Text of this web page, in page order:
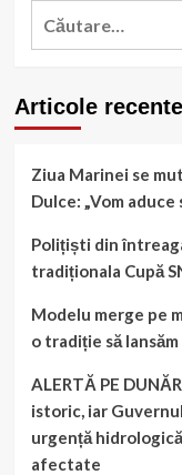
Caută
Articole recente
Ziua Marinei se
Dulce: „Vom
Polițiști din
tradiționala Cupă
Modelu merge pe
o tradiție să
ALERTĂ PE
istoric, iar
urgență
afectate